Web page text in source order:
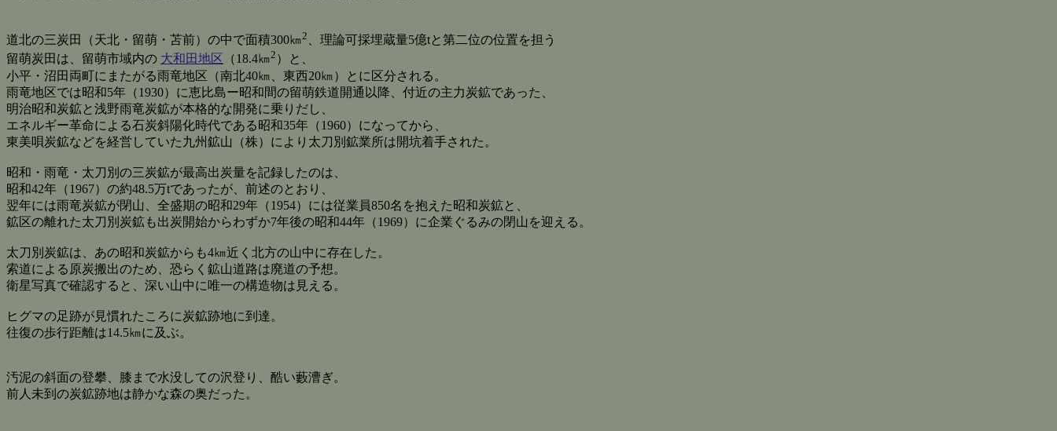
道北の三炭田（天北・留萌・苫前）の中で面積300㎞2
、理論可採埋蔵量5億tと第二位の位置を担う
留萌炭田は、留萌市域内の 大和田地区 （18.4㎞2 ）と、
小平・沼田両町にまたがる雨竜地区（南北40㎞、東西20㎞）とに区分される。
雨竜地区では昭和5年（1930）に恵比島ー昭和間の留萌鉄道開通以降、付近の主力炭鉱であった、
明治昭和炭鉱と浅野雨竜炭鉱が本格的な開発に乗りだし、
エネルギー革命による石炭斜陽化時代である昭和35年（1960）になってから、
東美唄炭鉱などを経営していた九州鉱山（株）により太刀別鉱業所は開坑着手された。
昭和・雨竜・太刀別の三炭鉱が最高出炭量を記録したのは、
昭和42年（1967）の約48.5万tであったが、前述のとおり、
翌年には雨竜炭鉱が閉山、全盛期の昭和29年（1954）には従業員850名を抱えた昭和炭鉱と、
鉱区の離れた太刀別炭鉱も出炭開始からわずか7年後の昭和44年（1969）に企業ぐるみの閉山を迎える。
太刀別炭鉱は、あの昭和炭鉱からも4㎞近く北方の山中に存在した。
索道による原炭搬出のため、恐らく鉱山道路は廃道の予想。
衛星写真で確認すると、深い山中に唯一の構造物は見える。
ヒグマの足跡が見慣れたころに炭鉱跡地に到達。
往復の歩行距離は14.5㎞に及ぶ。
汚泥の斜面の登攀、膝まで水没しての沢登り、酷い藪漕ぎ。
前人未到の炭鉱跡地は静かな森の奥だった。